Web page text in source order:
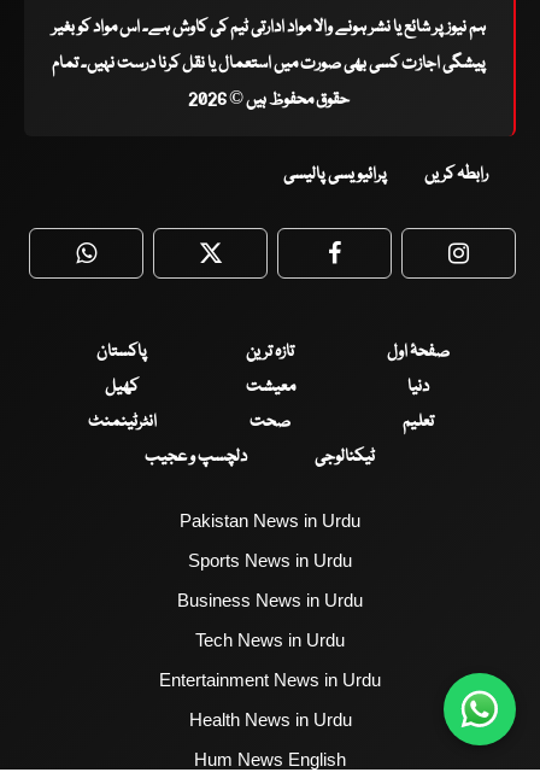
ہم نیوز پر شائع یا نشر ہونے والا مواد ادارتی ٹیم کی کاوش ہے۔ اس مواد کو بغیر
پیشگی اجازت کسی بھی صورت میں استعمال یا نقل کرنا درست نہیں۔ تمام
حقوق محفوظ ہیں © 2026
رابطہ کریں پرائیویسی پالیسی
WhatsApp Twitter Facebook
صفحۂ اول تازہ ترین
پاکستان
دنیا
معیشت
کھیل
تعلیم
صحت
انٹرٹینمنٹ
ٹیکنالوجی
دلچسپ و عجیب
Pakistan News in Urdu
Sports News in Urdu
Business News in Urdu
Tech News in Urdu
Entertainment News in Urdu
Health News in Urdu
Hum News English